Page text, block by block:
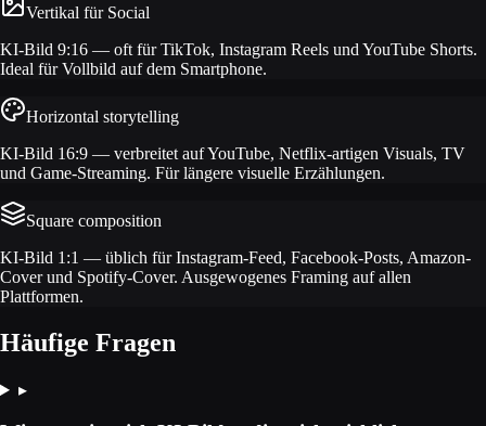
Vertikal für Social
KI-Bild 9:16 — oft für TikTok, Instagram Reels und YouTube Shorts.
Ideal für Vollbild auf dem Smartphone.
Horizontal storytelling
KI-Bild 16:9 — verbreitet auf YouTube, Netflix-artigen Visuals, TV
und Game-Streaming. Für längere visuelle Erzählungen.
Square composition
KI-Bild 1:1 — üblich für Instagram-Feed, Facebook-Posts, Amazon-
Cover und Spotify-Cover. Ausgewogenes Framing auf allen
Plattformen.
Häufige Fragen
▸